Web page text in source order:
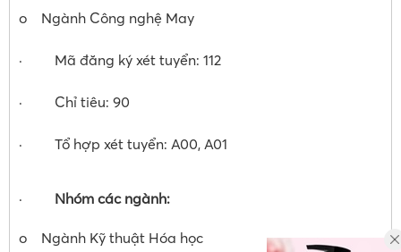
o Ngành Công nghệ May
· Mã đăng ký xét tuyển: 112
· Chỉ tiêu: 90
· Tổ hợp xét tuyển: A00, A01
· Nhóm các ngành:
o Ngành Kỹ thuật Hóa học